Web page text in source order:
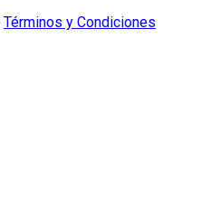
Términos y Condiciones